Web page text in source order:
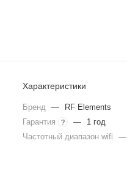
Характеристики
Бренд —
RF Elements
Гарантия
? —
1 год
Частотный диапазон wifi
—